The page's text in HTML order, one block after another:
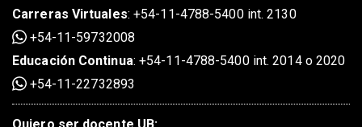
Carreras Virtuales:+54-11-4788-5400 int. 2130
+54-11-59732008
Educación Continua:+54-11-4788-5400 int. 2014 o 2020
+54-11-22732893